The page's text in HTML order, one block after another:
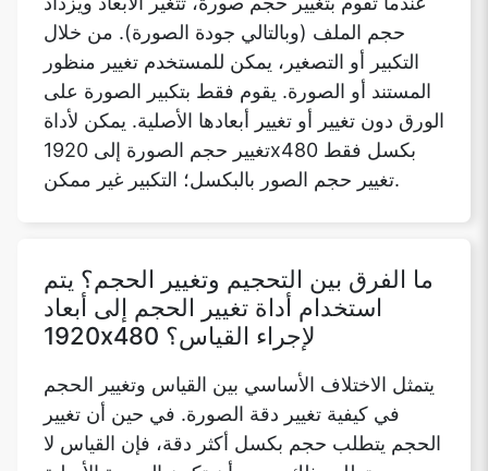
Copy Link
حجم الملف (وبالتالي جودة الصورة). من خلال
التكبير أو التصغير، يمكن للمستخدم تغيير منظور
المستند أو الصورة. يقوم فقط بتكبير الصورة على
الورق دون تغيير أو تغيير أبعادها الأصلية. يمكن لأداة
تغيير حجم الصورة إلى 1920x480 بكسل فقط
تغيير حجم الصور بالبكسل؛ التكبير غير ممكن.
ما الفرق بين التحجيم وتغيير الحجم؟ يتم
استخدام أداة تغيير الحجم إلى أبعاد
1920x480 لإجراء القياس؟
يتمثل الاختلاف الأساسي بين القياس وتغيير الحجم
في كيفية تغيير دقة الصورة. في حين أن تغيير
الحجم يتطلب حجم بكسل أكثر دقة، فإن القياس لا